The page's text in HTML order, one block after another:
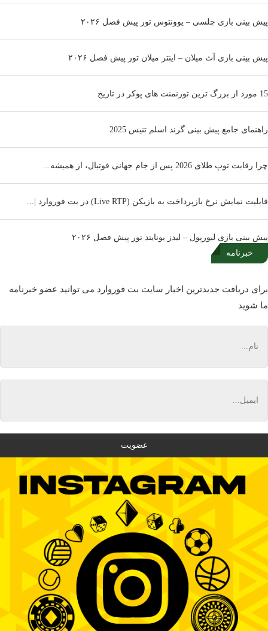
پیش بینی بازی چلسی – یوونتوس تور پیش فصل ۲۰۲۶
پیش بینی بازی آث میلان – اینتر میلان تور پیش فصل ۲۰۲۶
15 مورد از بزرگ ترین تورنمنت های پوکر در تاریخ
راهنمای جامع پیش بینی گرند اسلم تنیس 2025
چرا رقابت توپ طلای 2026 پس از جام جهانی فوتبال، از همیشه...
قابلیت نمایش نرخ بازپرداخت به بازیکن (Live RTP) در بت فوروارد |...
پیش بینی بازی لیورپول – لیدز یونایتد تور پیش فصل ۲۰۲۶
خبرنامه
برای دریافت جدیدترین اخبار سایت بت فوروارد می توانید عضو خبرنامه
ما شوید